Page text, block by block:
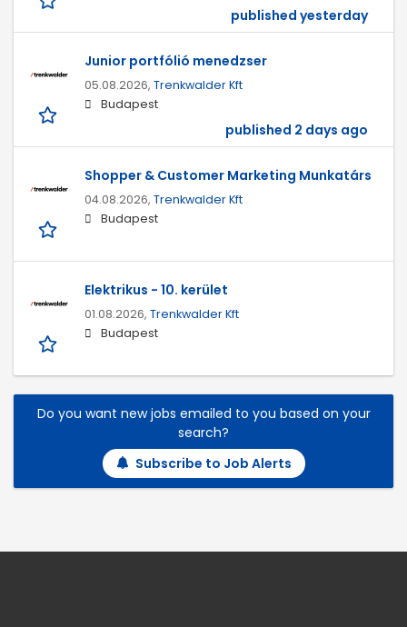
published yesterday
Junior portfólió menedzser
05.08.2026, Trenkwalder Kft
Budapest
published 2 days ago
Shopper & Customer Marketing Munkatárs
04.08.2026, Trenkwalder Kft
Budapest
Elektrikus - 10. kerület
01.08.2026, Trenkwalder Kft
Budapest
Do you want new jobs emailed to you based on your
search?
Subscribe to Job Alerts